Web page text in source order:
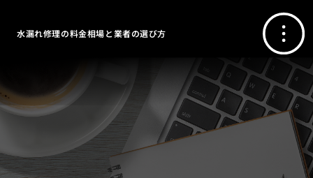
水漏れ修理の料金相場と業者の選び方